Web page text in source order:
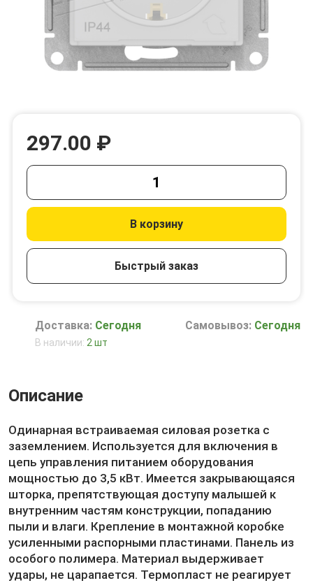
297.00 ₽
В корзину
Быстрый заказ
Доставка: Сегодня Самовывоз: Сегодня
В наличии: 2 шт
Описание
Одинарная встраиваемая силовая розетка с
заземлением. Используется для включения в
цепь управления питанием оборудования
мощностью до 3,5 кВт. Имеется закрывающаяся
шторка, препятствующая доступу малышей к
внутренним частям конструкции, попаданию
пыли и влаги. Крепление в монтажной коробке
усиленными распорными пластинами. Панель из
особого полимера. Материал выдерживает
удары, не царапается. Термопласт не реагирует